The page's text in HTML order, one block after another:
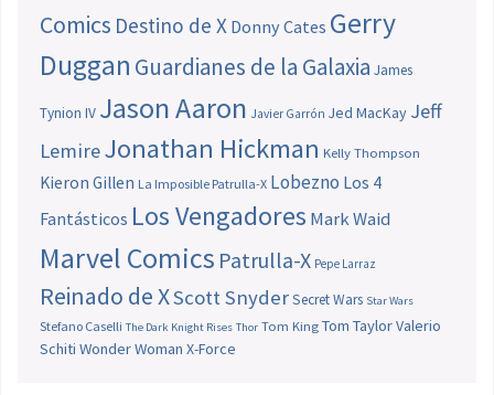
Comics Destino de X Donny Cates Gerry
Duggan Guardianes de la Galaxia James
Tynion IV Jason Aaron Javier Garrón Jed MacKay Jeff
LemireJonathan Hickman Kelly Thompson
Kieron Gillen La Imposible Patrulla-X Lobezno Los 4
Fantásticos Los Vengadores Mark Waid
Marvel Comics Patrulla-X Pepe Larraz
Reinado de XScott SnyderSecret Wars Star Wars
Stefano Caselli The Dark Knight Rises Thor Tom King Tom TaylorValerio
Schiti Wonder Woman X-Force